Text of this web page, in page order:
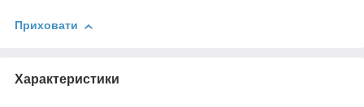
Приховати
Характеристики